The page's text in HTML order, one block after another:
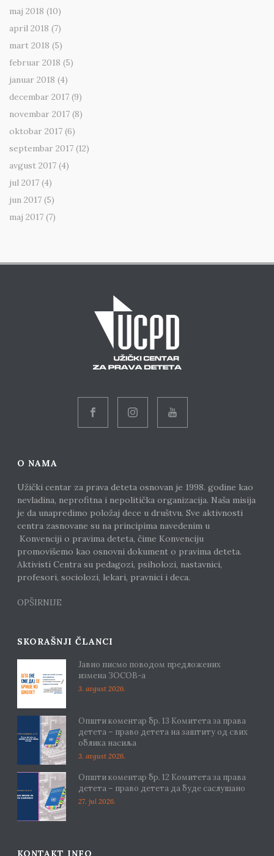
maj 2018 (10)
april 2018 (7)
mart 2018 (5)
februar 2018 (5)
januar 2018 (4)
decembar 2017 (9)
novembar 2017 (8)
oktobar 2017 (6)
septembar 2017 (12)
avgust 2017 (4)
jul 2017 (4)
jun 2017 (5)
maj 2017 (7)
O NAMA
Užički centar za prava deteta osnovan je 1998. godine kao
nevladina, neprofitna i nepolitička organizacija. Naša misija
je da unapredimo položaj dece u društvu. Sve aktivnosti
centra zasnovane su na principima navedenim u
Konvenciji o pravima deteta, čime Konvenciju
promovišemo kao osnovni dokument o pravima deteta.
Aktivisti Centra su pedagozi, psiholozi, nastavnici,
profesori, sociolozi, lekari, pravnici i deca.
OPŠIRNIJE
SKORAŠNJI ČLANCI
Јавно писмо поводом предложених
измена ЗОСОВ-а
3. avgust 2026.
Општи коментар бр. 13 Комитета за права
детета – право детета на заштиту од свих
облика насиља
3. avgust 2026.
Општи коментар бр. 12 Комитета за права
детета – право детета да буде саслушано
27. jul 2026.
KONTAKT INFO